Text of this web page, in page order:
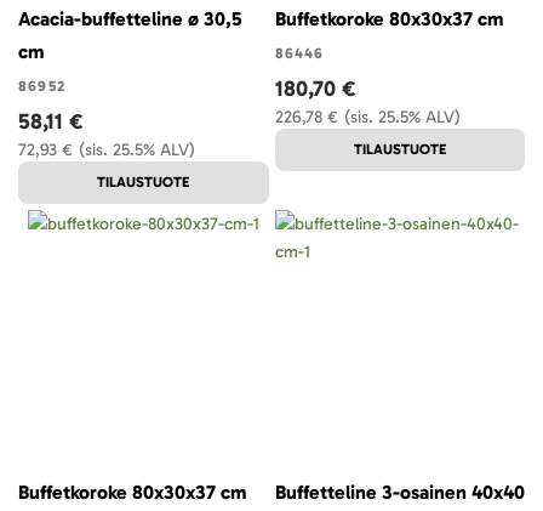
Acacia-buffetteline ø 30,5
cm
86952
(sis. 25.5% ALV)
72,93 €
58,11 €
TILAUSTUOTE
Buffetkoroke 80x30x37 cm
86446
(sis. 25.5% ALV)
226,78 €
180,70 €
TILAUSTUOTE
Buffetkoroke 80x30x37 cm
Buffetteline 3-osainen 40x40